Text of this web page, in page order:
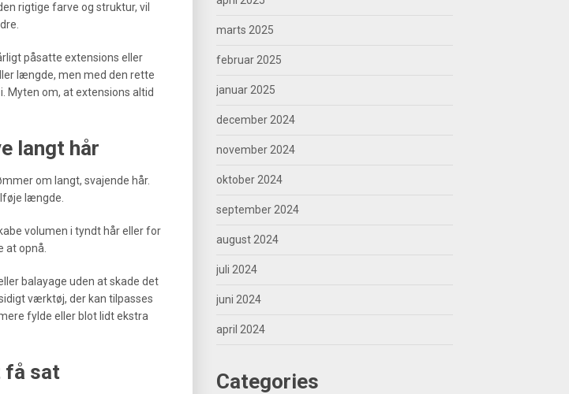
rigtige farve og struktur, vil
påsatte extensions eller
længde, men med den rette
Myten om, at extensions altid
langt hår
om langt, svajende hår.
længde.
volumen i tyndt hår eller for
at opnå.
balayage uden at skade det
værktøj, der kan tilpasses
fylde eller blot lidt ekstra
få sat
marts 2025
februar 2025
januar 2025
december 2024
november 2024
oktober 2024
september 2024
august 2024
juli 2024
juni 2024
april 2024
Categories